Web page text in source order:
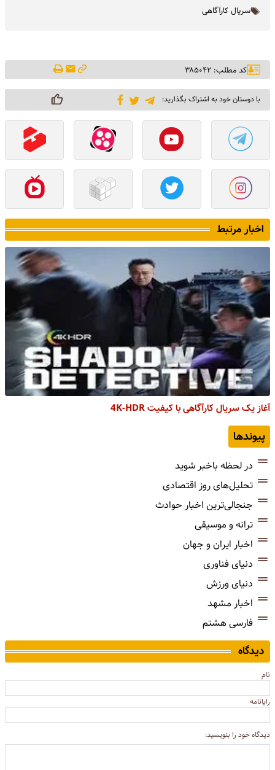
سریال کارآگاهی
کد مطلب: ۳۸۵۰۴۲
با دوستان خود به اشتراک بگذارید:
اخبار مرتبط
آغاز یک سریال کارآگاهی با کیفیت 4K-HDR
پیوندها
در لحظه باخبر شوید
تحلیل‌های روز اقتصادی
جنجالی‌ترین اخبار حوادث
ترانه و موسیقی
اخبار ایران و جهان
دنیای فناوری
دنیای ورزش
اخبار مشهد
فارسی هشتم
دیدگاه
نام
رایانامه
دیدگاه خود را بنویسید: